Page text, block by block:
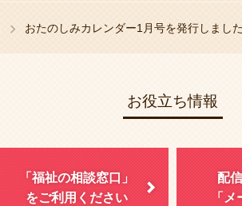
おたのしみカレンダー1月号を発行しました
お役立ち情報
「福祉の相談窓口」
をご利用ください
配
「